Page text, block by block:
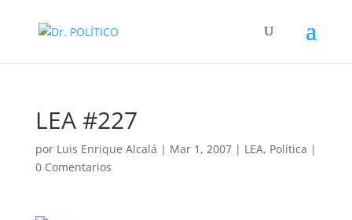
LEA #227
por Luis Enrique Alcalá | Mar 1, 2007| LEA, Política |
0 Comentarios